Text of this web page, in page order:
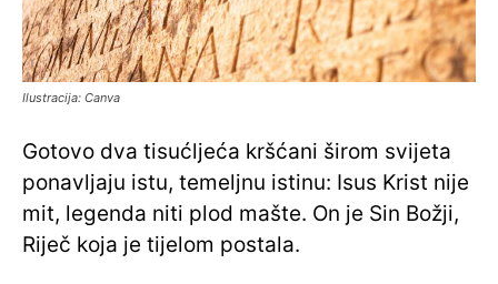
Ilustracija: Canva
Gotovo dva tisućljeća kršćani širom svijeta
ponavljaju istu, temeljnu istinu: Isus Krist nije
mit, legenda niti plod mašte. On je Sin Božji,
Riječ koja je tijelom postala.